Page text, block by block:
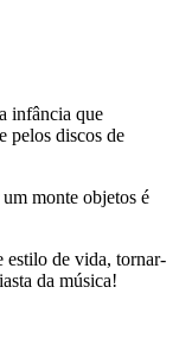
infância que
pelos discos de
monte objetos é
estilo de vida, tornar-
da música!